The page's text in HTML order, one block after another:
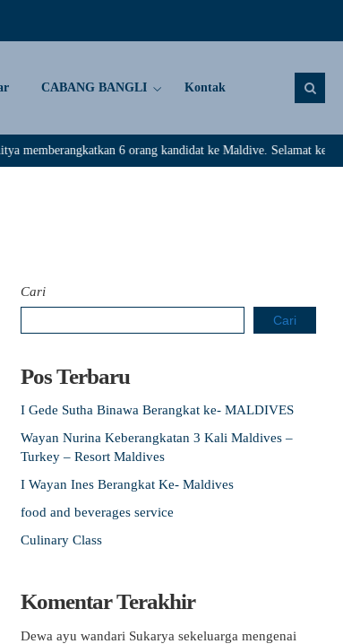
CABANG BANGLI Kontak
6 orang kandidat ke Maldive. Selamat kepada : Rivaldi,
Cari
Cari
Pos Terbaru
I Gede Sutha Binawa Berangkat ke- MALDIVES
Wayan Nurina Keberangkatan 3 Kali Maldives –
Turkey – Resort Maldives
I Wayan Ines Berangkat Ke- Maldives
food and beverages service
Culinary Class
Komentar Terakhir
Dewa ayu wandari Sukarya sekeluarga mengenai